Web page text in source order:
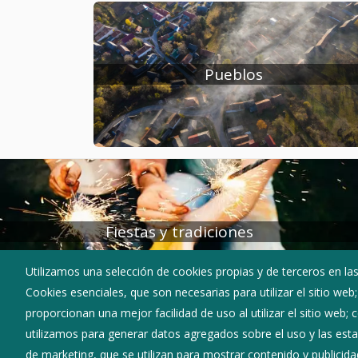
Pueblos
Fiestas y tradiciones
Utilizamos una selección de cookies propias y de terceros en
Cookies esenciales, que son necesarias para utilizar el sitio
proporcionan una mejor facilidad de uso al utilizar el sitio web;
utilizamos para generar datos agregados sobre el uso y las
de marketing, que se utilizan para mostrar contenido y